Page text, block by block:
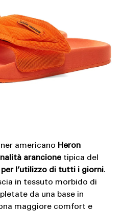
americano Heron
arancionetipica del
per l’utilizzo di tutti i giorni.
in tessuto morbido di
da una base in
maggiore comfort e